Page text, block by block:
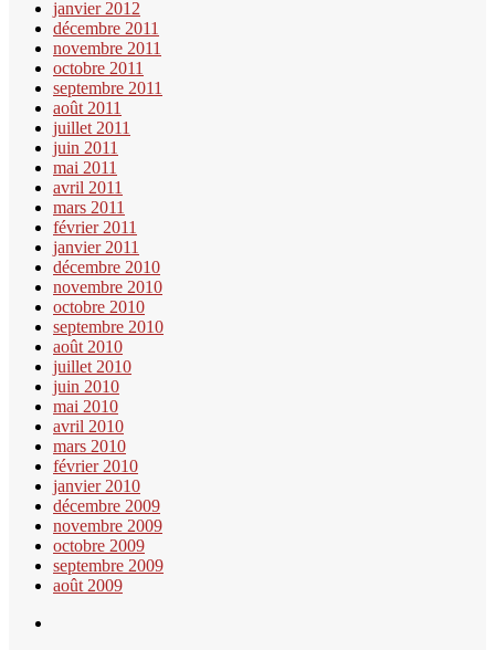
janvier 2012
décembre 2011
novembre 2011
octobre 2011
septembre 2011
août 2011
juillet 2011
juin 2011
mai 2011
avril 2011
mars 2011
février 2011
janvier 2011
décembre 2010
novembre 2010
octobre 2010
septembre 2010
août 2010
juillet 2010
juin 2010
mai 2010
avril 2010
mars 2010
février 2010
janvier 2010
décembre 2009
novembre 2009
octobre 2009
septembre 2009
août 2009